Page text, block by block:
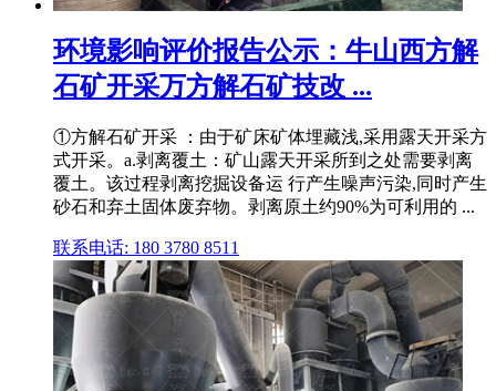
环境影响评价报告公示：牛山西方解
石矿开采万方解石矿技改 ...
①方解石矿开采 ：由于矿床矿体埋藏浅,采用露天开采方
式开采。a.剥离覆土：矿山露天开采所到之处需要剥离
覆土。该过程剥离挖掘设备运 行产生噪声污染,同时产生
砂石和弃土固体废弃物。剥离原土约90%为可利用的 ...
联系电话: 180 3780 8511